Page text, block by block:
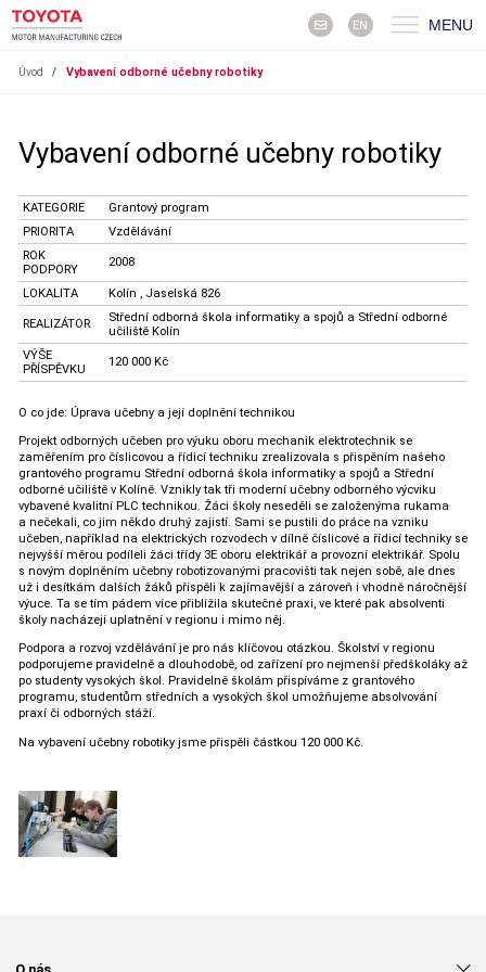
EN MENU
Úvod / Vybavení odborné učebny robotiky
Vybavení odborné učebny robotiky
KATEGORIE
Grantový program
PRIORITA
Vzdělávání
ROK
PODPORY
2008
LOKALITA Kolín , Jaselská 826
REALIZÁTOR
Střední odborná škola informatiky a spojů a Střední odborné
učiliště Kolín
VÝŠE
PŘÍSPĚVKU
120 000 Kč
O co jde: Úprava učebny a její doplnění technikou
Projekt odborných učeben pro výuku oboru mechanik elektrotechnik se
zaměřením pro číslicovou a řídicí techniku zrealizovala s přispěním našeho
grantového programu Střední odborná škola informatiky a spojů a Střední
odborné učiliště v Kolíně. Vznikly tak tři moderní učebny odborného výcviku
vybavené kvalitní PLC technikou. Žáci školy neseděli se založenýma rukama
a nečekali, co jim někdo druhý zajistí. Sami se pustili do práce na vzniku
učeben, například na elektrických rozvodech v dílně číslicové a řídicí techniky se
nejvyšší měrou podíleli žáci třídy 3E oboru elektrikář a provozní elektrikář. Spolu
s novým doplněním učebny robotizovanými pracovišti tak nejen sobě, ale dnes
už i desítkám dalších žáků přispěli k zajímavější a zároveň i vhodně náročnější
výuce. Ta se tím pádem více přiblížila skutečné praxi, ve které pak absolventi
školy nacházejí uplatnění v regionu i mimo něj.
Podpora a rozvoj vzdělávání je pro nás klíčovou otázkou. Školství v regionu
podporujeme pravidelně a dlouhodobě, od zařízení pro nejmenší předškoláky až
po studenty vysokých škol. Pravidelně školám přispíváme z grantového
programu, studentům středních a vysokých škol umožňujeme absolvování
praxí či odborných stáží.
Na vybavení učebny robotiky jsme přispěli částkou 120 000 Kč.